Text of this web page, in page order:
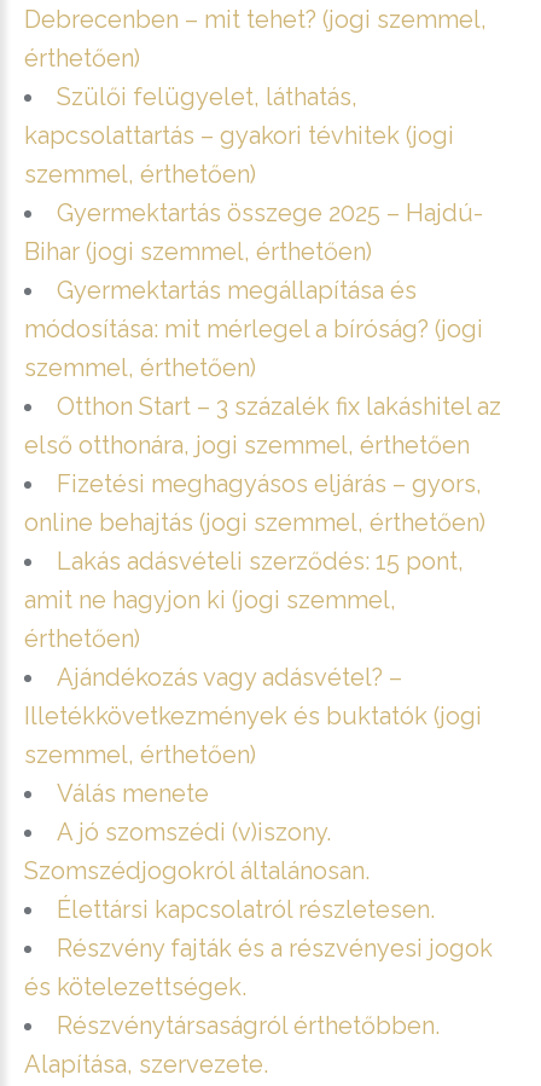
Debrecenben – mit tehet? (jogi szemmel,
érthetően)
Szülői felügyelet, láthatás,
kapcsolattartás – gyakori tévhitek (jogi
szemmel, érthetően)
Gyermektartás összege 2025 – Hajdú-
Bihar (jogi szemmel, érthetően)
Gyermektartás megállapítása és
módosítása: mit mérlegel a bíróság? (jogi
szemmel, érthetően)
Otthon Start – 3 százalék fix lakáshitel az
első otthonára, jogi szemmel, érthetően
Fizetési meghagyásos eljárás – gyors,
online behajtás (jogi szemmel, érthetően)
Lakás adásvételi szerződés: 15 pont,
amit ne hagyjon ki (jogi szemmel,
érthetően)
Ajándékozás vagy adásvétel? –
Illetékkövetkezmények és buktatók (jogi
szemmel, érthetően)
Válás menete
A jó szomszédi (v)iszony.
Szomszédjogokról általánosan.
Élettársi kapcsolatról részletesen.
Részvény fajták és a részvényesi jogok
és kötelezettségek.
Részvénytársaságról érthetőbben.
Alapítása, szervezete.